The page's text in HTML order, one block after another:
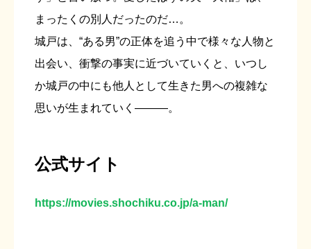
まったくの別人だったのだ…。
城戸は、“ある男”の正体を追う中で様々な人物と
出会い、衝撃の事実に近づいていくと、いつし
か城戸の中にも他人として生きた男への複雑な
思いが生まれていく―――。
公式サイト
https://movies.shochiku.co.jp/a-man/